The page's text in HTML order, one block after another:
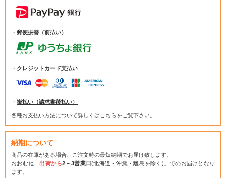
・ 郵便振替（前払い）
・ クレジットカード支払い
・ 掛払い（請求書後払い）
各種お支払い方法について詳しくは こちらをご覧下さい。
納期について
商品の在庫がある場合、ご注文時の最短納期でお届け致します。
おおむね「出荷から2～3営業日(北海道・沖縄・離島を除く)」でのお届けとなり
ます。